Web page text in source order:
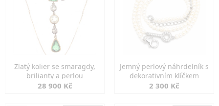
Zlatý kolier se smaragdy,
brilianty a perlou
28 900 Kč
Jemný perlový náhrdelník s
dekorativním klíčkem
2 300 Kč